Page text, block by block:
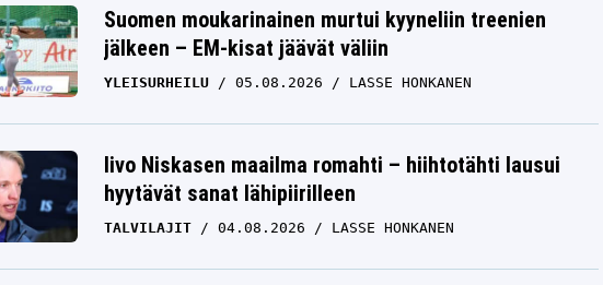
Suomen moukarinainen murtui kyyneliin treenien
jälkeen – EM-kisat jäävät väliin
YLEISURHEILU 05.08.2026 LASSE HONKANEN
Iivo Niskasen maailma romahti – hiihtotähti lausui
hyytävät sanat lähipiirilleen
TALVILAJIT 04.08.2026 LASSE HONKANEN